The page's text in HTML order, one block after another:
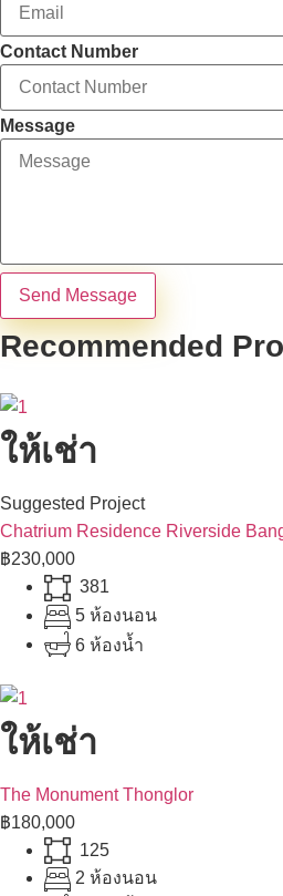
Contact Number
Message
Send Message
Recommended
ให้เช่า
Suggested Project
Chatrium Residence Riverside
฿230,000
381
5 ห้องนอน
6 ห้องน้ำ
ให้เช่า
The Monument Thonglor
฿180,000
125
2 ห้องนอน